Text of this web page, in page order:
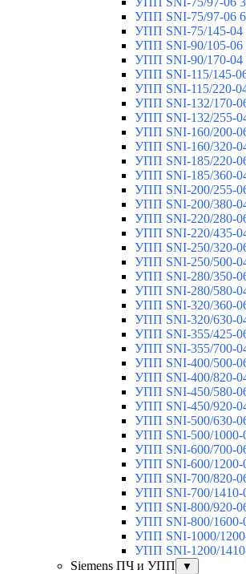
УПП SNI-75/97-06
УПП SNI-75/145-04
УПП SNI-90/105-06
УПП SNI-90/170-04
УПП SNI-115/145-
УПП SNI-115/220-
УПП SNI-132/170-
УПП SNI-132/255-
УПП SNI-160/200-
УПП SNI-160/320-
УПП SNI-185/220-
УПП SNI-185/360-
УПП SNI-200/255-
УПП SNI-200/380-
УПП SNI-220/280-
УПП SNI-220/435-
УПП SNI-250/320-
УПП SNI-250/500-
УПП SNI-280/350-
УПП SNI-280/580-
УПП SNI-320/360-
УПП SNI-320/630-
УПП SNI-355/425-
УПП SNI-355/700-
УПП SNI-400/500-
УПП SNI-400/820-
УПП SNI-450/580-
УПП SNI-450/920-
УПП SNI-500/630-
УПП SNI-500/1000-
УПП SNI-600/700-
УПП SNI-600/1200-
УПП SNI-700/820-
УПП SNI-700/1410-
УПП SNI-800/920-
УПП SNI-800/1600-
УПП SNI-1000/
УПП SNI-1200/
Siemens ПЧ и УПП
▼